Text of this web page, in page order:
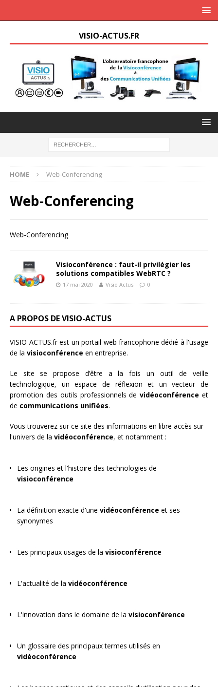
VISIO-ACTUS.FR
HOME Web-Conferencing
Web-Conferencing
Web-Conferencing
Visioconférence : faut-il privilégier les
solutions compatibles WebRTC ?
17 mai 2020 Visio Actus 0
A PROPOS DE VISIO-ACTUS
VISIO-ACTUS.frest un portail web francophone dédié à l'usage
de la visioconférence en entreprise.
Le site se propose d’être a la fois un outil de veille
technologique, un espace de réflexion et un vecteur de
promotion des outils professionnels devidéoconférence et
de communications unifiées.
Vous trouverez sur ce site des informations en libre accès sur
l'univers de la vidéoconférence, et notamment :
Les origines et l'histoire des technologies de
visioconférence
La définition exacte d'une vidéoconférence et ses
synonymes
Les principaux usages de la visioconférence
L'actualité de la vidéoconférence
L'innovation dans le domaine de la visioconférence
Un glossaire des principaux termes utilisés en
vidéoconférence